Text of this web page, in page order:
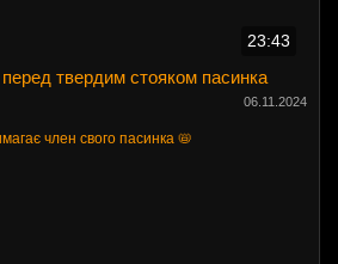
23:43
твердим стояком пасинка
06.11.2024